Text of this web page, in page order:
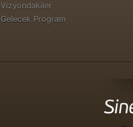
Vizyondakiler
Gelecek Program